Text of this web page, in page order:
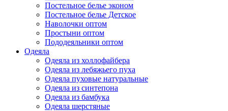
Постельное белье эконом
Постельное белье Детское
Наволочки оптом
Простыни оптом
Пододеяльники оптом
Одеяла
Одеяла из холлофайбера
Одеяла из лебяжьего пуха
Одеяла пуховые натуральные
Одеяла из синтепона
Одеяла из бамбука
Одеяла шерстяные